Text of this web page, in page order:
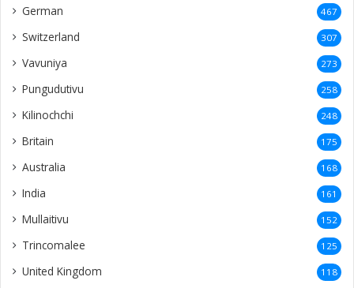
German 467
Switzerland 307
Vavuniya 273
Pungudutivu 258
Kilinochchi 248
Britain 175
Australia 168
India 161
Mullaitivu 152
Trincomalee 125
United Kingdom 118